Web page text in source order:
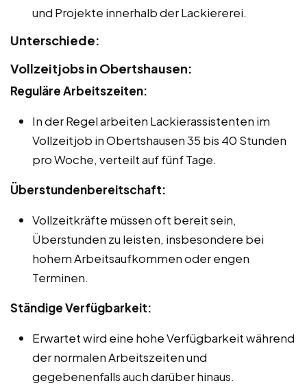
und Projekte innerhalb der Lackiererei.
Unterschiede:
Vollzeitjobs in Obertshausen:
Reguläre Arbeitszeiten:
In der Regel arbeiten Lackierassistenten im
Vollzeitjob in Obertshausen 35 bis 40 Stunden
pro Woche, verteilt auf fünf Tage.
Überstundenbereitschaft:
Vollzeitkräfte müssen oft bereit sein,
Überstunden zu leisten, insbesondere bei
hohem Arbeitsaufkommen oder engen
Terminen.
Ständige Verfügbarkeit:
Erwartet wird eine hohe Verfügbarkeit während
der normalen Arbeitszeiten und
gegebenenfalls auch darüber hinaus.